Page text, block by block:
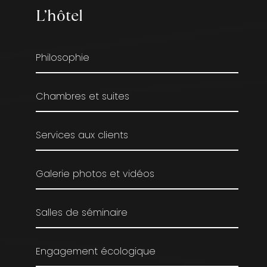
L’hôtel
Philosophie
Chambres et suites
Services aux clients
Galerie photos et vidéos
Salles de séminaire
Engagement écologique